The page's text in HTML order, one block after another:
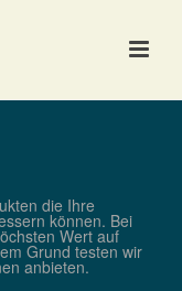
die Ihre
können. Bei
Wert auf
Grund testen wir
anbieten.